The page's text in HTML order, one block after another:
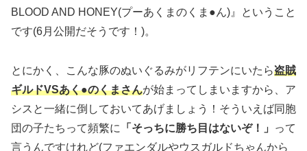
BLOOD AND HONEY(プーあくまのくま●ん) 』ということ
です(6月公開だそうです！)。
とにかく、こんな豚のぬいぐるみがリフテンにいたら盗賊
ギルドVSあく●のくまさんが始まってしまいますから、ア
シスと一緒に倒しておいてあげましょう！そういえば同胞
団の子たちって頻繁に
「そっちに勝ち目はないぞ！」
って
言うんですけれど(ファエンダルやウスガルドちゃんから